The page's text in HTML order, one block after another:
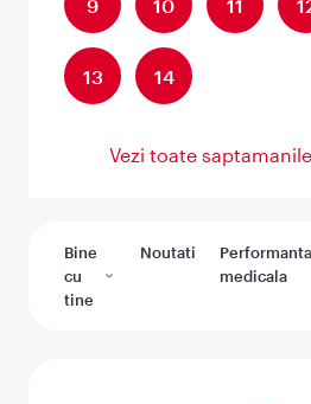
9 10 11
13 14
Vezi toate saptamanile
Bine
cu
tine
Noutati
Performanta
medicala